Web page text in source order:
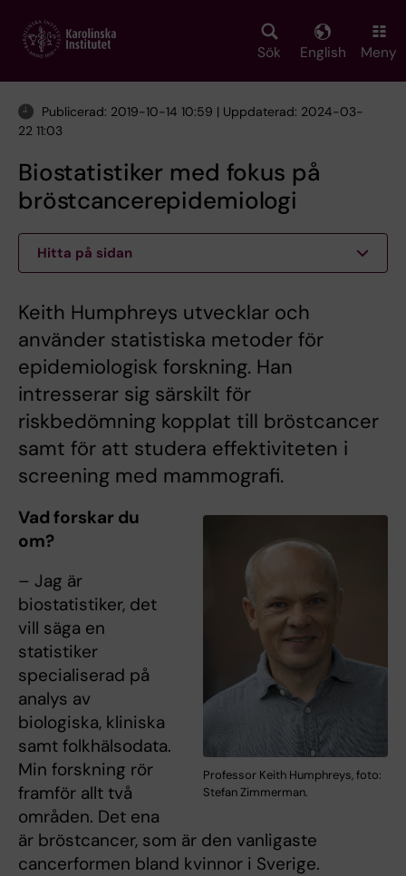
main
Sök English Meny
Publicerad: 2019-10-14 10:59 | Uppdaterad: 2024-03-
22 11:03
Biostatistiker med fokus på
bröstcancerepidemiologi
Hitta på sidan
Keith Humphreys utvecklar och
använder statistiska metoder för
epidemiologisk forskning. Han
intresserar sig särskilt för
riskbedömning kopplat till bröstcancer
samt för att studera effektiviteten i
screening med mammografi.
Professor Keith Humphreys, foto:
Stefan Zimmerman.
Vad forskar du
om?
– Jag är
biostatistiker, det
vill säga en
statistiker
specialiserad på
analys av
biologiska, kliniska
samt folkhälsodata.
Min forskning rör
framför allt två
områden. Det ena
är bröstcancer, som är den vanligaste
cancerformen bland kvinnor i Sverige.